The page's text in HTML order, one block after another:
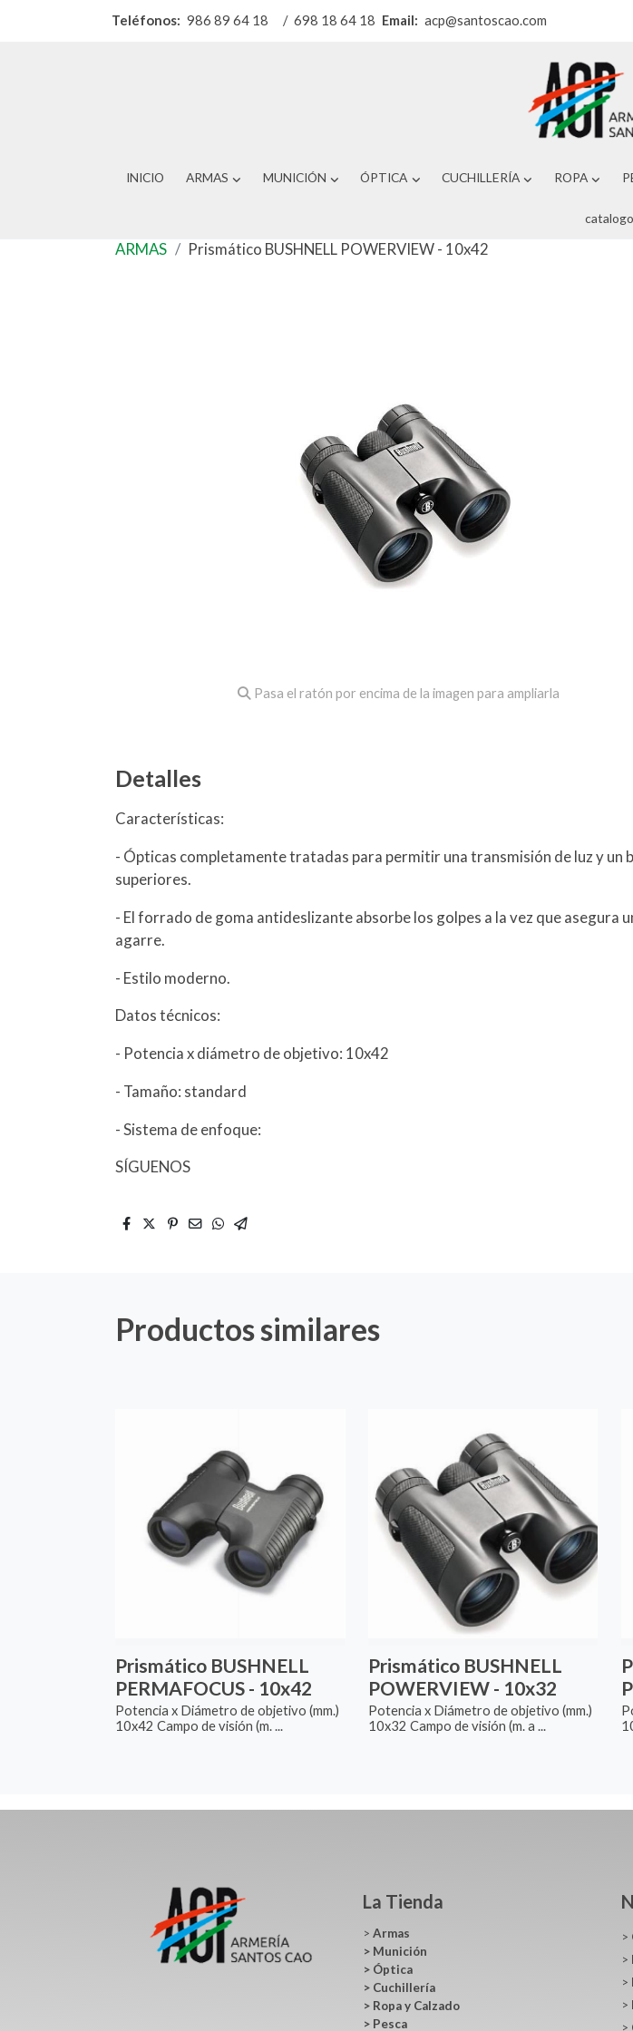
Teléfonos: 986 89 64 18 / 698 18 64 18 Email: acp@santoscao.com
INICIO ARMAS MUNICIÓN ÓPTICA CUCHILLERÍA ROPA
catalogo
ARMAS Prismático BUSHNELL POWERVIEW - 10x42
Pasa el ratón por encima de la imagen para ampliarla
Detalles
Características:
- Ópticas completamente tratadas para permitir una transmisión de luz y un
superiores.
- El forrado de goma antideslizante absorbe los golpes a la vez que asegura
agarre.
- Estilo moderno.
Datos técnicos:
- Potencia x diámetro de objetivo: 10x42
- Tamaño: standard
- Sistema de enfoque:
SÍGUENOS
Productos similares
Prismático BUSHNELL
PERMAFOCUS - 10x42
Potencia x Diámetro de objetivo (mm.)
10x42 Campo de visión (m. ...
Prismático BUSHNELL
POWERVIEW - 10x32
Potencia x Diámetro de objetivo (mm.)
10x32 Campo de visión (m. a ...
La Tienda
> Armas
> Munición
> Óptica
> Cuchillería
> Ropa y Calzado
> Pesca
>
>
>
>
>